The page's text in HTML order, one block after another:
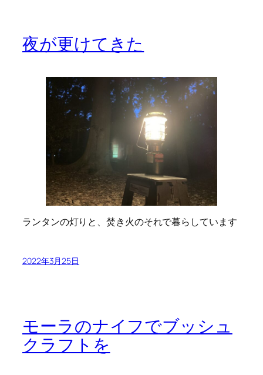
夜が更けてきた
ランタンの灯りと、焚き火のそれで暮らしています
2022年3月25日
モーラのナイフでブッシュ
クラフトを